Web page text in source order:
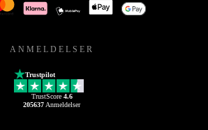
ANMELDELSER
Trustpilot
TrustScore 4.6
205637 Anmeldelser